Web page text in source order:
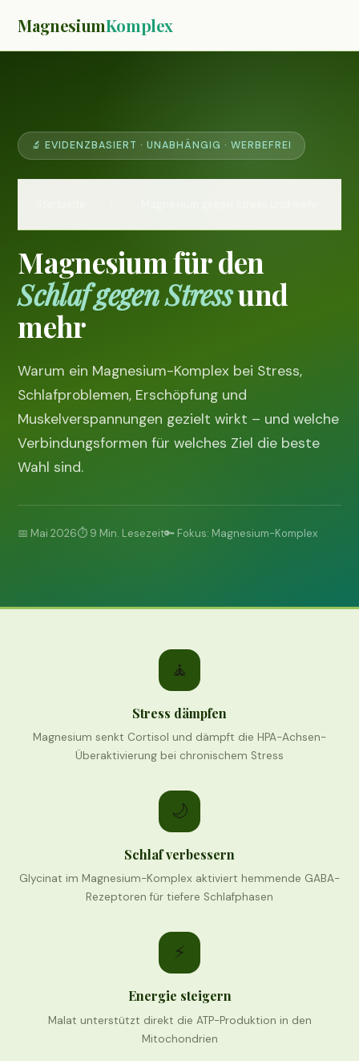
MagnesiumKomplex
🔬 EVIDENZBASIERT · UNABHÄNGIG · WERBEFREI
Magnesium für den
Schlaf gegen Stressund
mehr
Warum ein Magnesium-Komplex bei Stress,
Schlafproblemen, Erschöpfung und
Muskelverspannungen gezielt wirkt – und welche
Verbindungsformen für welches Ziel die beste
Wahl sind.
📅 Mai 2026⏱ 9 Min. Lesezeit🔑 Fokus: Magnesium-Komplex
🧘
Stress dämpfen
Magnesium senkt Cortisol und dämpft die HPA-Achsen-
Überaktivierung bei chronischem Stress
🌙
Schlaf verbessern
Glycinat im Magnesium-Komplex aktiviert hemmende GABA-
Rezeptoren für tiefere Schlafphasen
⚡
Energie steigern
Malat unterstützt direkt die ATP-Produktion in den
Mitochondrien